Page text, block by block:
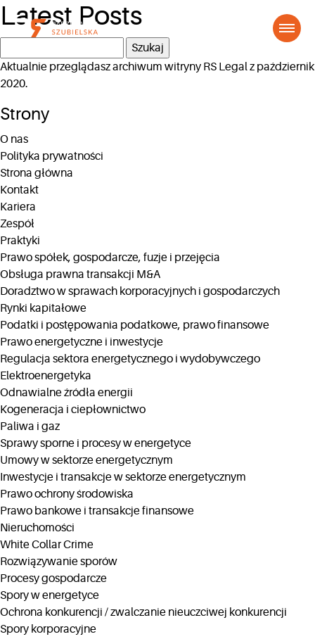
Latest Posts
Aktualnie przeglądasz archiwum witryny RS Legalz październik
2020.
Strony
O nas
Polityka prywatności
Strona główna
Kontakt
Kariera
Zespół
Praktyki
Prawo spółek, gospodarcze, fuzje i przejęcia
Obsługa prawna transakcji M&A
Doradztwo w sprawach korporacyjnych i gospodarczych
Rynki kapitałowe
Podatki i postępowania podatkowe, prawo finansowe
Prawo energetyczne i inwestycje
Regulacja sektora energetycznego i wydobywczego
Elektroenergetyka
Odnawialne źródła energii
Kogeneracja i ciepłownictwo
Paliwa i gaz
Sprawy sporne i procesy w energetyce
Umowy w sektorze energetycznym
Inwestycje i transakcje w sektorze energetycznym
Prawo ochrony środowiska
Prawo bankowe i transakcje finansowe
Nieruchomości
White Collar Crime
Rozwiązywanie sporów
Procesy gospodarcze
Spory w energetyce
Ochrona konkurencji / zwalczanie nieuczciwej konkurencji
Spory korporacyjne